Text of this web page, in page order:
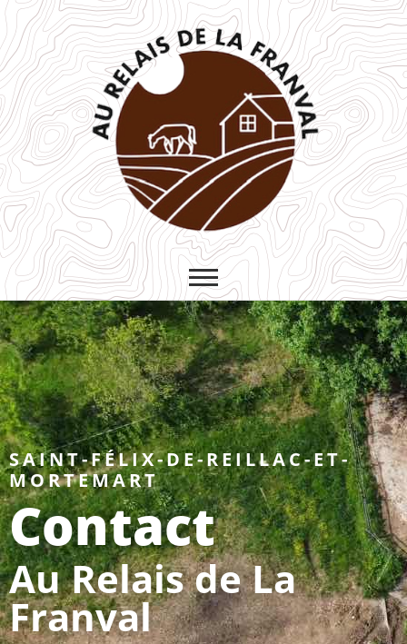
Au relais de la
Franval
GÎTES, AUBERGE ET FERME
ÉQUESTRE
SAINT-FÉLIX-DE-REILLAC-ET-
MORTEMART
Contact
Au Relais de La
Franval